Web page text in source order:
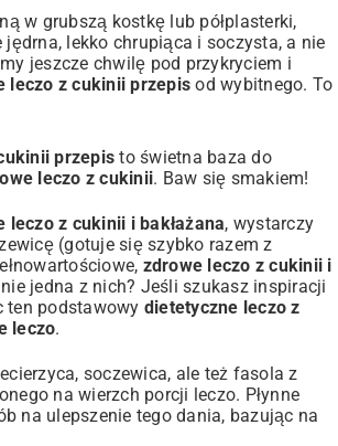
w grubszą kostkę lub półplasterki,
lekko chrupiąca i soczysta, a nie
jeszcze chwilę pod przykryciem i
leczo z cukinii przepis od wybitnego. To
przepis to świetna baza do
leczo z cukinii. Baw się smakiem!
leczo z cukinii i bakłażana, wystarczy
(gotuje się szybko razem z
zdrowe leczo z cukinii i
jedna z nich? Jeśli szukasz inspiracji
ten podstawowy dietetyczne leczo z
leczo.
soczewica, ale też fasola z
na wierzch porcji leczo. Płynne
na ulepszenie tego dania, bazując na